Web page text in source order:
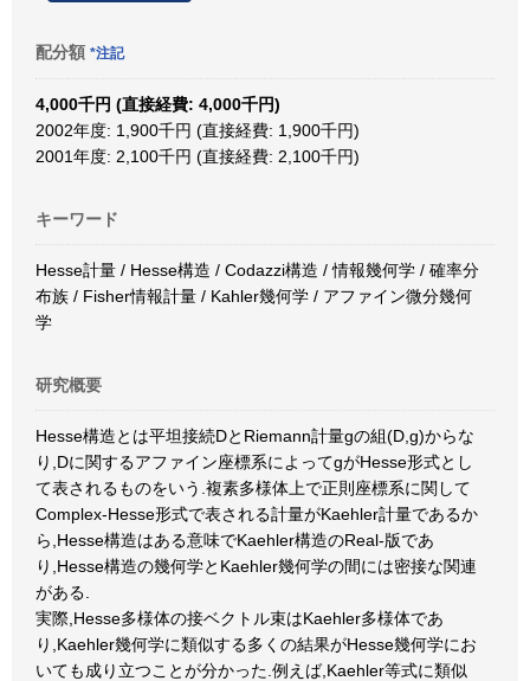
配分額 *注記
4,000千円 (直接経費: 4,000千円)
2002年度: 1,900千円 (直接経費: 1,900千円)
2001年度: 2,100千円 (直接経費: 2,100千円)
キーワード
Hesse計量 / Hesse構造 / Codazzi構造 / 情報幾何学 / 確率分
布族 / Fisher情報計量 / Kahler幾何学 / アファイン微分幾何
学
研究概要
Hesse構造とは平坦接続DとRiemann計量gの組(D,g)からな
り,Dに関するアファイン座標系によってgがHesse形式とし
て表されるものをいう.複素多様体上で正則座標系に関して
Complex-Hesse形式で表される計量がKaehler計量であるか
ら,Hesse構造はある意味でKaehler構造のReal-版であ
り,Hesse構造の幾何学とKaehler幾何学の間には密接な関連
がある.
実際,Hesse多様体の接ベクトル束はKaehler多様体であ
り,Kaehler幾何学に類似する多くの結果がHesse幾何学にお
いても成り立つことが分かった.例えば,Kaehler等式に類似